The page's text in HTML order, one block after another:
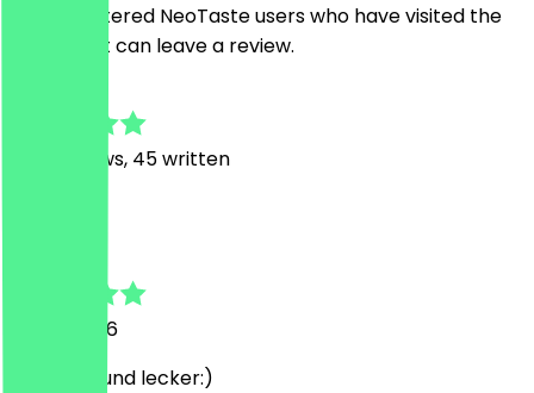
Only registered NeoTaste users who have visited the
restaurant can leave a review.
Reviews, 45 written
19 July 2026
sehr nett und lecker:)